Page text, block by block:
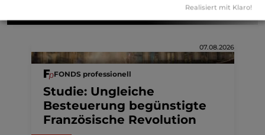
07.08.2026
FONDS professionell
Studie: Ungleiche
Besteuerung begünstigte
Französische Revolution
Realisiert mit Klaro!